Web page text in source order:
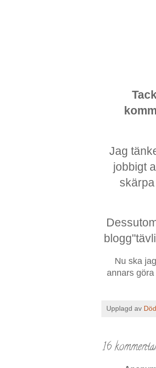
Jag
jobbigt
Nu ska
annars
Upplagd av
16